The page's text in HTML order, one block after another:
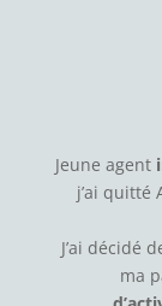
Jeune agent
j’ai quitté
J’ai décidé
ma